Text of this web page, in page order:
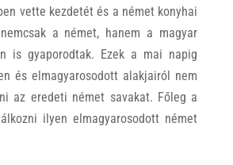
vette kezdetét és a német konyhai
a német, hanem a magyar
is gyaporodtak. Ezek a mai napig
és elmagyarosodott alakjairól nem
az eredeti német savakat. Főleg a
ilyen elmagyarosodott német